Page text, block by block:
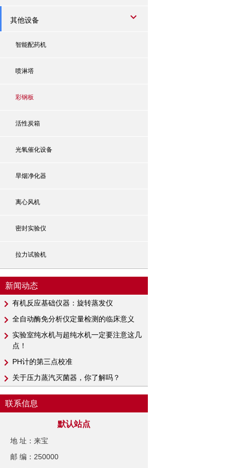
其他设备
智能配药机
喷淋塔
彩钢板
活性炭箱
光氧催化设备
旱烟净化器
离心风机
密封实验仪
拉力试验机
新闻动态
有机反应基础仪器：旋转蒸发仪
全自动酶免分析仪定量检测的临床意义
实验室纯水机与超纯水机一定要注意这几
点！
PH计​的第三点校准
关于压力蒸汽灭菌器，你了解吗？
联系信息
默认站点
地 址：来宝
邮 编：250000